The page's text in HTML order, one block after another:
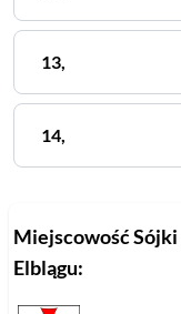
13,
14,
MiejscowośćSójki
Elblągu: